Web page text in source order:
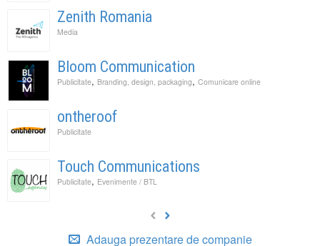
Zenith Romania
Media
Bloom Communication
Publicitate, Branding, design, packaging, Comunicare online
ontheroof
Publicitate
Touch Communications
Publicitate, Evenimente / BTL
Adauga prezentare de companie